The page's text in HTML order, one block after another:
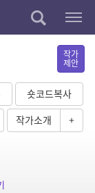
작가
제안
숏코드복사
작가소개 +